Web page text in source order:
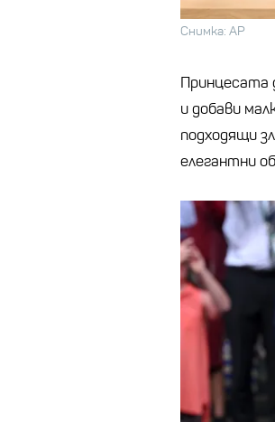
Снимка: AP
Принцесата
и добави
подходящи
елегантни